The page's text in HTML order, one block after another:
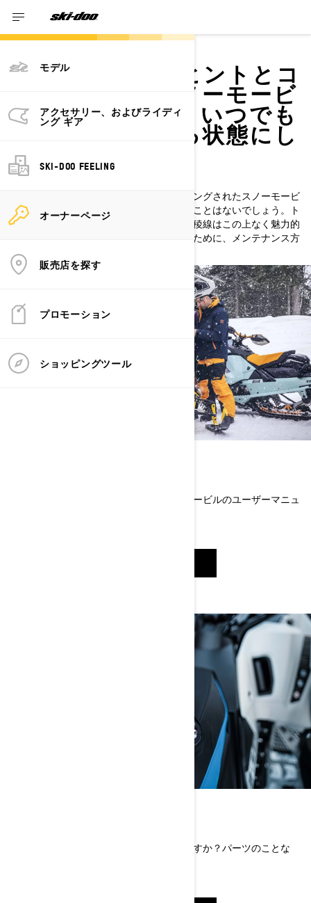
モデル
アクセサリー、およびライディ
ング ギア
SKI-DOO FEELING
オーナーページ
販売店を探す
プロモーション
ショッピングツール
メンテナンスのヒントとコ
ツを掴んで、スノーモービ
ルを最適に保ち、いつでも
乗ることができる状態にし
ておきましょう。
修理が必要ですか？
適切にメンテナンスされ、完璧にチューニングされたスノーモービ
ルに乗るときほど、最高の気分を味わえることはないでしょう。ト
レイルを安心して駆け抜けることができ、稜線はこの上なく魅力的
に見えることでしょう。シーズンに備えるために、メンテナンス方
法を学びましょう。
1971年以降に製造されたすべてのスノーモービルのユーザーマニュ
ご自分でパーツを取り付けようとお考えですか？パーツのことな